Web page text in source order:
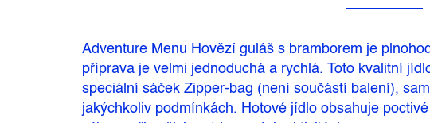
Adventure Menu Hovězí guláš s bramborem je
příprava je velmi jednoduchá a rychlá. Toto kvalitní
speciální sáček Zipper-bag (není součástí balení),
jakýchkoliv podmínkách. Hotové jídlo obsahuje